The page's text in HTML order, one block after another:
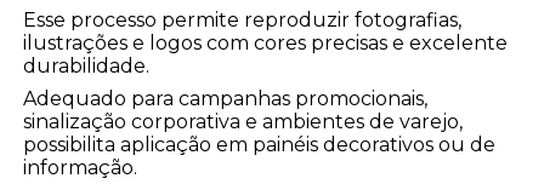
Esse processo permite reproduzir fotografias,
ilustrações e logos com cores precisas e excelente
durabilidade.
Adequado para campanhas promocionais,
sinalização corporativa e ambientes de varejo,
possibilita aplicação em painéis decorativos ou de
informação.